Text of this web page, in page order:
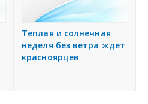
Теплая и солнечная
неделя без ветра ждет
красноярцев